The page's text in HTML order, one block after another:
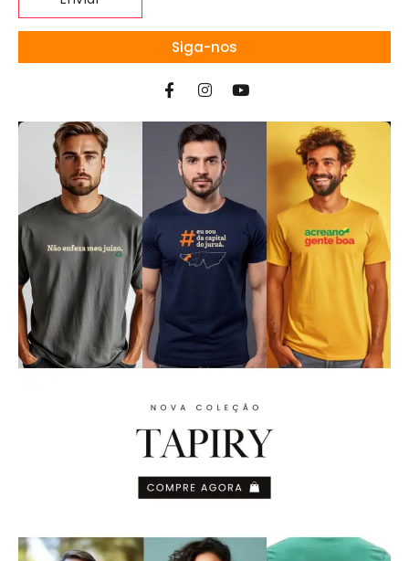
Siga-nos